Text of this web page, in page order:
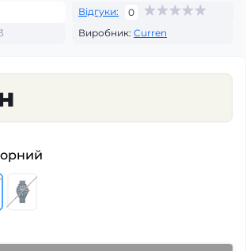
Відгуки:
0
Виробник: Curren